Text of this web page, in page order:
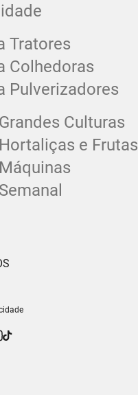
Tratores
Colhedoras
Pulverizadores
Culturas
e Frutas